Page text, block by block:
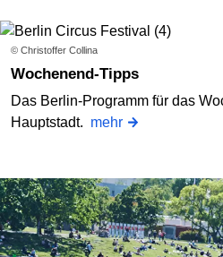
© Christoffer Collina
Wochenend-Tipps
Das Berlin-Programm für das
Hauptstadt. mehr